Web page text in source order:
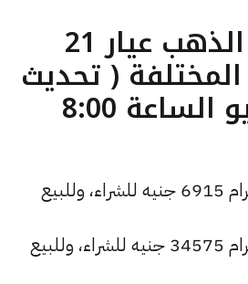
ما هو سعر الذهب عيار 21
المختلفة ( تحديث
السبت 2 مايو الساعة 8:00
سعر عيار 21 وزن 1 جرام 6915 جنيه للشراء، وللبيع
سعر عيار 21 وزن 5 جرام 34575 جنيه للشراء، وللبيع